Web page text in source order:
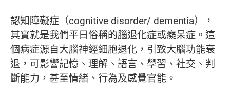
認知障礙症（cognitive disorder/ dementia），
其實就是我們平日俗稱的腦退化症或癡呆症。這
個病症源自大腦神經細胞退化，引致大腦功能衰
退，可影響記憶、理解、語言、學習、社交、判
斷能力，甚至情緒、行為及感覺官能。